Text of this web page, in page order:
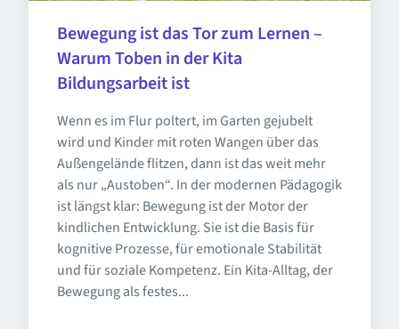
Bewegung ist das Tor zum Lernen –
Warum Toben in der Kita
Bildungsarbeit ist
Wenn es im Flur poltert, im Garten gejubelt
wird und Kinder mit roten Wangen über das
Außengelände flitzen, dann ist das weit mehr
als nur „Austoben“. In der modernen Pädagogik
ist längst klar: Bewegung ist der Motor der
kindlichen Entwicklung. Sie ist die Basis für
kognitive Prozesse, für emotionale Stabilität
und für soziale Kompetenz. Ein Kita-Alltag, der
Bewegung als festes...